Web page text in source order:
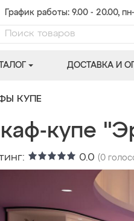
График работы: 9.00 - 20.00,
ДОСТАВКА И
КУПЕ
купе
0.0 (0